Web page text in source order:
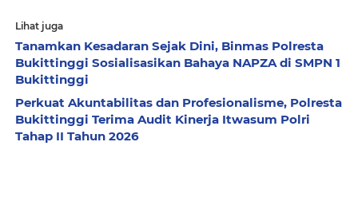
Lihat juga
Tanamkan Kesadaran Sejak Dini, Binmas Polresta
Bukittinggi Sosialisasikan Bahaya NAPZA di SMPN 1
Bukittinggi
Perkuat Akuntabilitas dan Profesionalisme, Polresta
Bukittinggi Terima Audit Kinerja Itwasum Polri
Tahap II Tahun 2026